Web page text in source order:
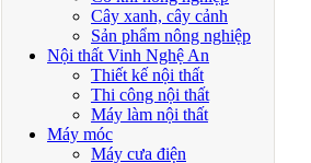
Cây xanh, cây cảnh
Sản phẩm nông nghiệp
Nội thất Vinh Nghệ An
Thiết kế nội thất
Thi công nội thất
Máy làm nội thất
Máy móc
Máy cưa điện